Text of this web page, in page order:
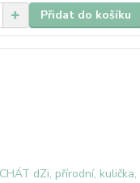
Přidat do košíku